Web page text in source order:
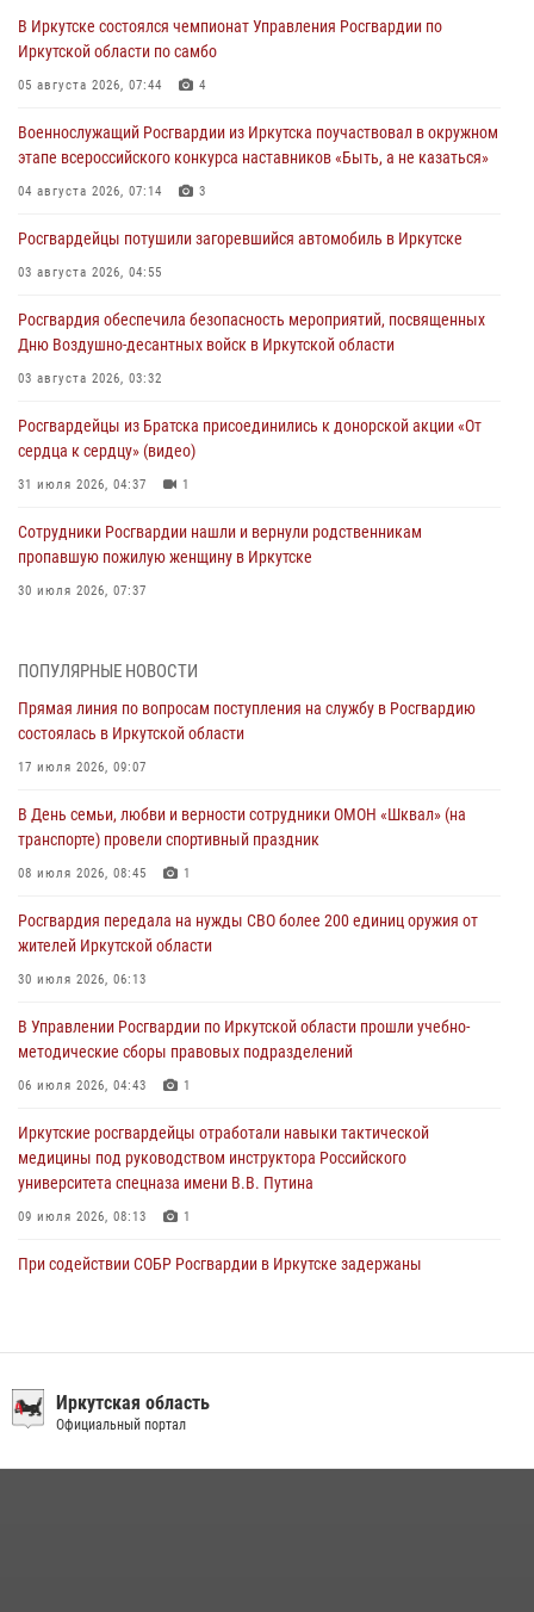
В Иркутске состоялся чемпионат Управления Росгвардии по
Иркутской области по самбо
05 августа 2026, 07:44 4
Военнослужащий Росгвардии из Иркутска поучаствовал в окружном
этапе всероссийского конкурса наставников «Быть, а не казаться»
04 августа 2026, 07:14 3
Росгвардейцы потушили загоревшийся автомобиль в Иркутске
03 августа 2026, 04:55
Росгвардия обеспечила безопасность мероприятий, посвященных
Дню Воздушно-десантных войск в Иркутской области
03 августа 2026, 03:32
Росгвардейцы из Братска присоединились к донорской акции «От
сердца к сердцу» (видео)
31 июля 2026, 04:37 1
Сотрудники Росгвардии нашли и вернули родственникам
пропавшую пожилую женщину в Иркутске
30 июля 2026, 07:37
жителей Иркутской области
При силовой поддержке СОБР Росгвардии в Иркутской области
провели рейды по соблюдению миграционного законодательства
В честь 10-летия Росгвардии сотрудники вневедомственной охраны
из Ангарска познакомили отдыхающих детского лагеря со службой
29 июля 2026, 03:44
Росгвардейцы из Иркутска приняли участие в праздновании Дня
28 июля 2026, 07:15 4
ПОПУЛЯРНЫЕ НОВОСТИ
Прямая линия по вопросам поступления на службу в Росгвардию
состоялась в Иркутской области
17 июля 2026, 09:07
В День семьи, любви и верности сотрудники ОМОН «Шквал» (на
транспорте) провели спортивный праздник
08 июля 2026, 08:45 1
Росгвардия передала на нужды СВО более 200 единиц оружия от
жителей Иркутской области
30 июля 2026, 06:13
В Управлении Росгвардии по Иркутской области прошли учебно-
методические сборы правовых подразделений
06 июля 2026, 04:43 1
Иркутские росгвардейцы отработали навыки тактической
медицины под руководством инструктора Российского
университета спецназа имени В.В. Путина
09 июля 2026, 08:13 1
При содействии СОБР Росгвардии в Иркутске задержаны
присягу
22 июля 2026, 01:00 1
Иркутская область
Официальный портал